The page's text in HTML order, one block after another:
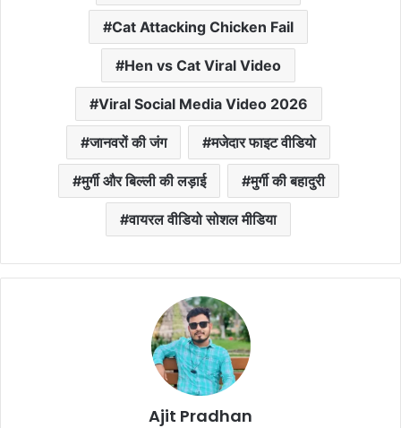
Cat Attacking Chicken Fail
Hen vs Cat Viral Video
Viral Social Media Video 2026
जानवरों की जंग मजेदार फाइट वीडियो
मुर्गी और बिल्ली की लड़ाई मुर्गी की बहादुरी
वायरल वीडियो सोशल मीडिया
Ajit Pradhan